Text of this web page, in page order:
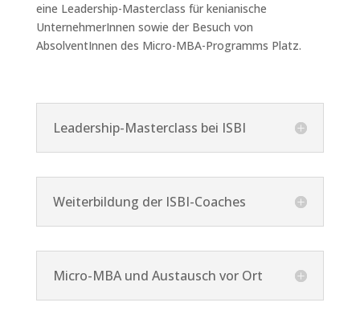
eine Leadership-Masterclass für kenianische
UnternehmerInnen sowie der Besuch von
AbsolventInnen des Micro-MBA-Programms Platz.
Leadership-Masterclass bei ISBI
Weiterbildung der ISBI-Coaches
Micro-MBA und Austausch vor Ort